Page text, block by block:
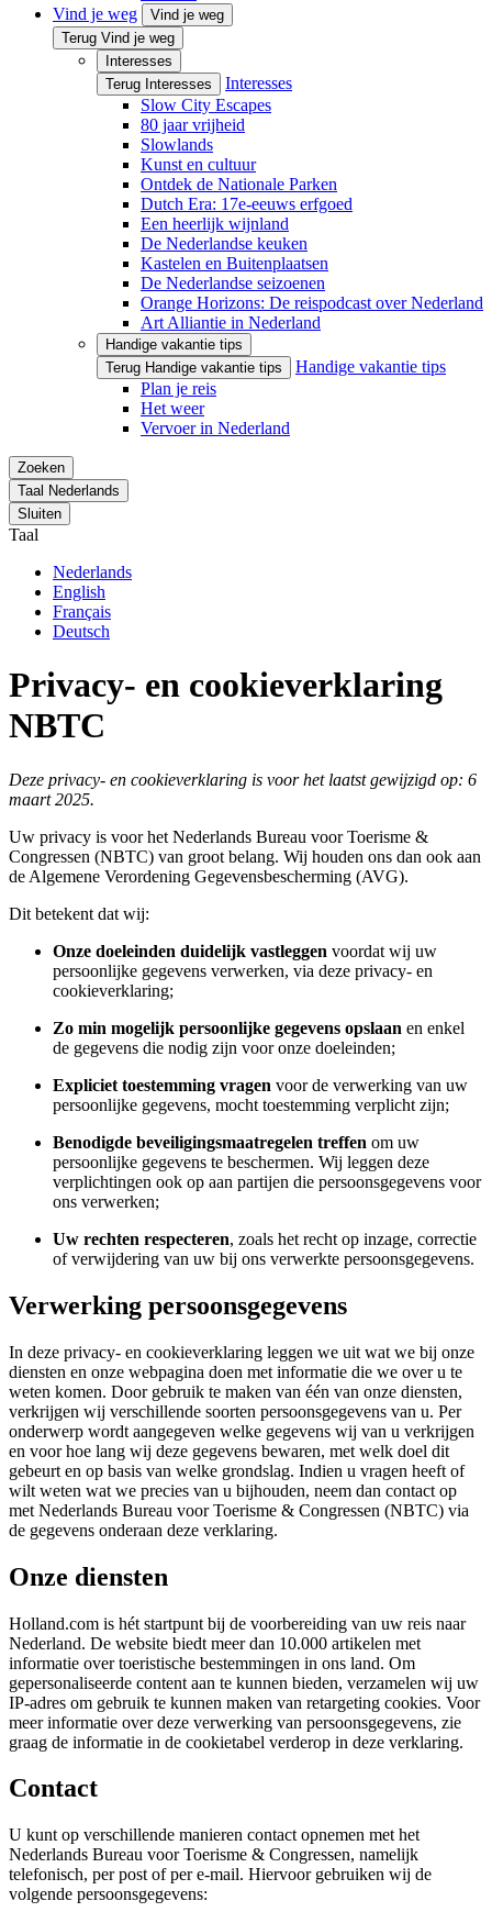
Vind je weg
Vind je weg
Terug Vind je weg
Interesses
Terug Interesses
Interesses
Slow City Escapes
80 jaar vrijheid
Slowlands
Kunst en cultuur
Ontdek de Nationale Parken
Dutch Era: 17e-eeuws erfgoed
Een heerlijk wijnland
De Nederlandse keuken
Kastelen en Buitenplaatsen
De Nederlandse seizoenen
Orange Horizons: De reis­podcast over Nederland
Art Alliantie in Nederland
Handige vakantie tips
Terug Handige vakantie tips
Handige vakantie tips
Plan je reis
Het weer
Vervoer in Nederland
Zoeken
Taal Nederlands
Sluiten
Taal
Nederlands
English
Français
Deutsch
Privacy- en cookieverklaring
NBTC
Deze privacy- en cookieverklaring is voor het laatst gewijzigd op: 6
maart 2025.
Uw privacy is voor het Nederlands Bureau voor Toerisme &
Congressen (NBTC) van groot belang. Wij houden ons dan ook aan
de Algemene Verordening Gegevensbescherming (AVG).
Dit betekent dat wij:
Onze doeleinden duidelijk vastleggen voordat wij uw
persoonlijke gegevens verwerken, via deze privacy- en
cookieverklaring;
Zo min mogelijk persoonlijke gegevens opslaan en enkel
de gegevens die nodig zijn voor onze doeleinden;
Expliciet toestemming vragen voor de verwerking van uw
persoonlijke gegevens, mocht toestemming verplicht zijn;
Benodigde beveiligingsmaatregelen treffen om uw
persoonlijke gegevens te beschermen. Wij leggen deze
verplichtingen ook op aan partijen die persoonsgegevens voor
ons verwerken;
Uw rechten respecteren, zoals het recht op inzage, correctie
of verwijdering van uw bij ons verwerkte persoonsgegevens.
Verwerking persoonsgegevens
In deze privacy- en cookieverklaring leggen we uit wat we bij onze
diensten en onze webpagina doen met informatie die we over u te
weten komen. Door gebruik te maken van één van onze diensten,
verkrijgen wij verschillende soorten persoonsgegevens van u. Per
onderwerp wordt aangegeven welke gegevens wij van u verkrijgen
en voor hoe lang wij deze gegevens bewaren, met welk doel dit
gebeurt en op basis van welke grondslag. Indien u vragen heeft of
wilt weten wat we precies van u bijhouden, neem dan contact op
met Nederlands Bureau voor Toerisme & Congressen (NBTC) via
de gegevens onderaan deze verklaring.
Onze diensten
Holland.com is hét startpunt bij de voorbereiding van uw reis naar
Nederland. De website biedt meer dan 10.000 artikelen met
informatie over toeristische bestemmingen in ons land. Om
gepersonaliseerde content aan te kunnen bieden, verzamelen wij uw
IP-adres om gebruik te kunnen maken van retargeting cookies. Voor
meer informatie over deze verwerking van persoonsgegevens, zie
graag de informatie in de cookietabel verderop in deze verklaring.
Contact
U kunt op verschillende manieren contact opnemen met het
Nederlands Bureau voor Toerisme & Congressen, namelijk
telefonisch, per post of per e-mail. Hiervoor gebruiken wij de
volgende persoonsgegevens: